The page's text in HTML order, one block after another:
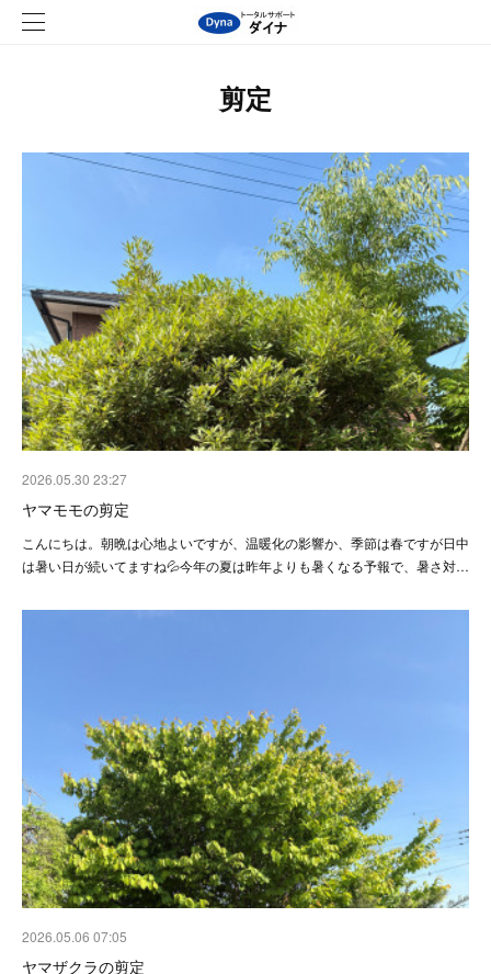
剪定
2026.05.30 23:27
ヤマモモの剪定
こんにちは。朝晩は心地よいですが、温暖化の影響か、季節は春ですが日中
は暑い日が続いてますね💦今年の夏は昨年よりも暑くなる予報で、暑さ対…
2026.05.06 07:05
ヤマザクラの剪定